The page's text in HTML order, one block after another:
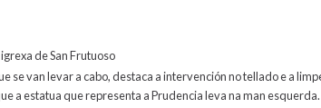
de San Frutuoso
se van levar a cabo, destaca a intervención no tellado e a
a estatua que representa a Prudencia leva na man esquerda.